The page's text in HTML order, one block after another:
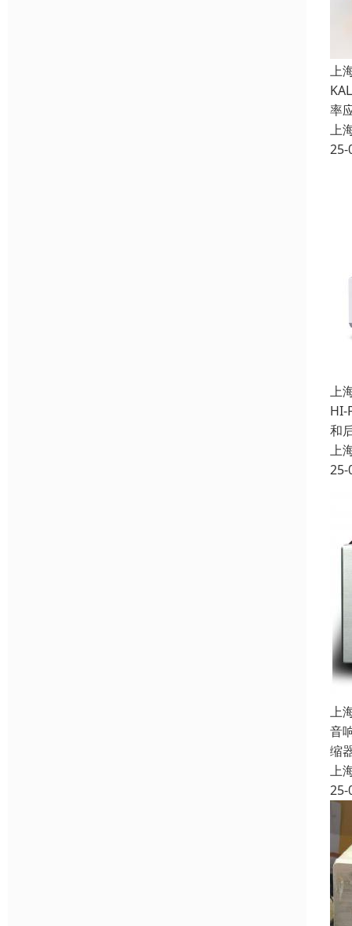
上
率
上
25-
上
HI-
和
上
25-
上
音
缩
上
25-